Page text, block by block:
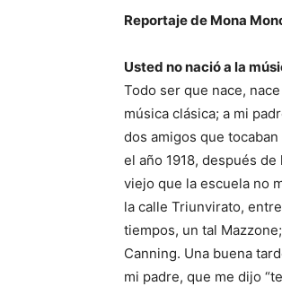
Reportaje de Mona
Usted no nació a la
Todo ser que nace,
música clásica; a mi
dos amigos que
el año 1918, después
viejo que la escuela no
la calle Triunvirato,
tiempos, un tal
Canning. Una buena
mi padre, que me dijo